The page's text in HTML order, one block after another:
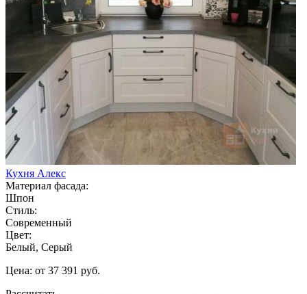
Кухня Алекс
Материал фасада:
Шпон
Стиль:
Современный
Цвет:
Белый, Серый
Цена: от 37 391 руб.